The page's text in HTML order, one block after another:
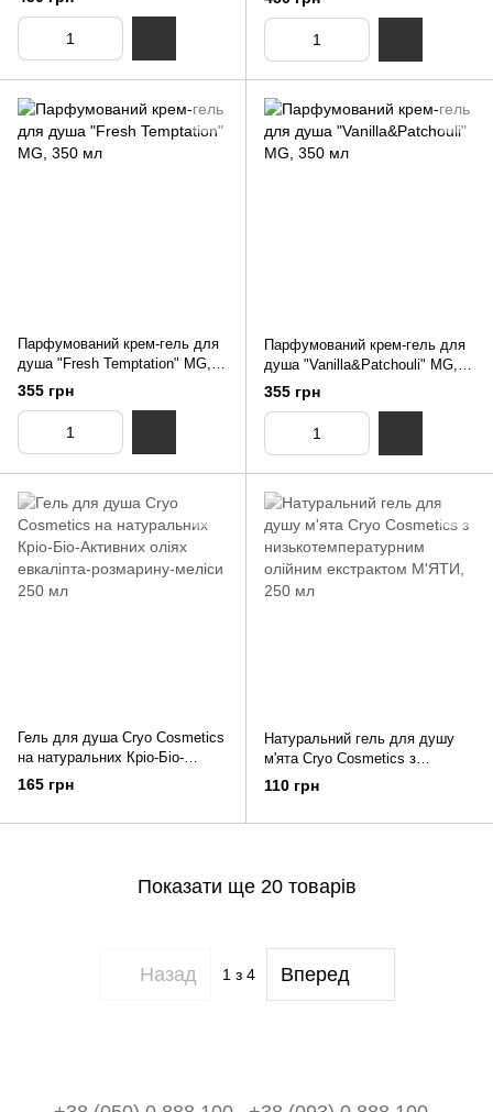
"Bloom&Rasberry" MG, 400 мл
"Saffron&Amberwood" MG, 400
Парфумований крем-гель для
душа "Fresh Temptation" MG,
350 мл
355 грн
Парфумований крем-гель для
душа "Vanilla&Patchouli" MG,
350 мл
355 грн
Гель для душа Cryo Cosmetics
на натуральних Кріо-Біо-
Активних оліях евкаліпта-
розмарину-меліси 250 мл
165 грн
Натуральний гель для душу
м'ята Cryo Cosmetics з
низькотемпературним олійним
екстрактом М'ЯТИ, 250 мл
110 грн
Показати ще 20 товарів
Назад 1з 4 Вперед